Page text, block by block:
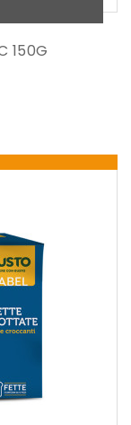
150G